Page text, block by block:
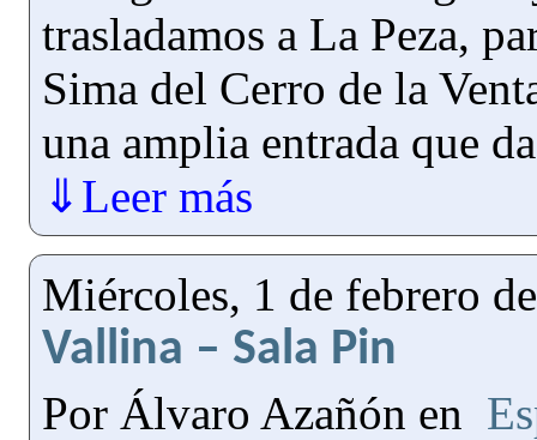
trasladamos a La Peza,
Sima del Cerro de la
una amplia entrada que
⇓Leer más
Miércoles, 1 de febrero
Vallina – Sala Pin
Por Álvaro Azañón en